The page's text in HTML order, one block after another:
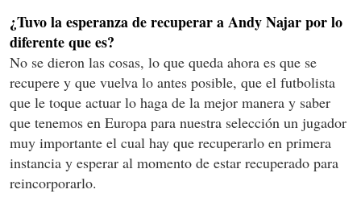
¿Tuvo la esperanza de recuperar a Andy Najar por lo
diferente que es?
No se dieron las cosas, lo que queda ahora es que se
recupere y que vuelva lo antes posible, que el futbolista
que le toque actuar lo haga de la mejor manera y saber
que tenemos en Europa para nuestra selección un jugador
muy importante el cual hay que recuperarlo en primera
instancia y esperar al momento de estar recuperado para
reincorporarlo.